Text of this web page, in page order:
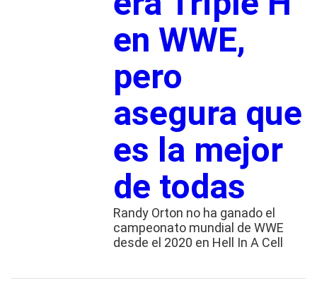
en WWE,
pero
asegura que
es la mejor
de todas
Randy Orton no ha ganado el
campeonato mundial de WWE
desde el 2020 en Hell In A Cell